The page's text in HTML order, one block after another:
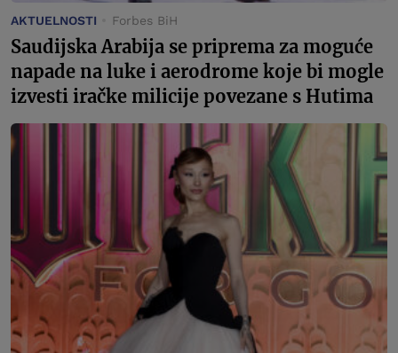
AKTUELNOSTI Forbes BiH
Saudijska Arabija se priprema za moguće
napade na luke i aerodrome koje bi mogle
izvesti iračke milicije povezane s Hutima